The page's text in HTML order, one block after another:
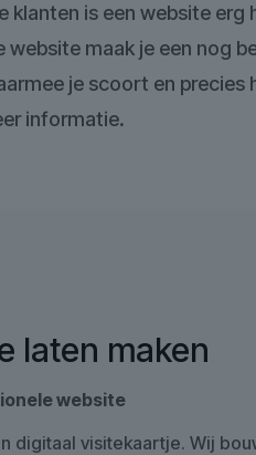
klanten is een website
website maak je een nog
je scoort en
informatie.
laten maken
website
digitaal visitekaartje. Wij